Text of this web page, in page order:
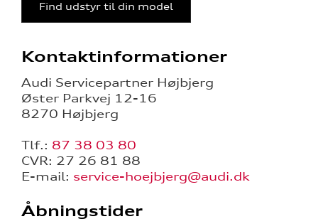
Find udstyr til din model
Kontaktinformationer
Audi Servicepartner Højbjerg
Øster Parkvej 12-16
8270 Højbjerg
Tlf.: 87 38 03 80
CVR: 27 26 81 88
E-mail: service-hoejbjerg@audi.dk
Åbningstider